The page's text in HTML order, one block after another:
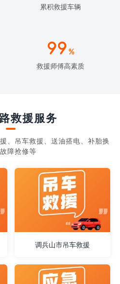
累积救援车辆
99 %
救援师傅高素质
救援服务
、吊车救援、送油搭电、补胎换
障抢修等
调兵山市吊车救援